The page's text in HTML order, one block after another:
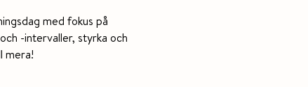
med fokus på
-intervaller, styrka och
mera!